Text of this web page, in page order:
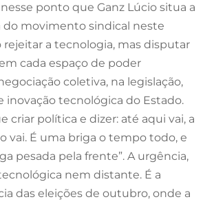
ponto que Ganz Lúcio situa a
do movimento sindical neste
a tecnologia, mas disputar
cada espaço de poder
coletiva, na legislação,
inovação tecnológica do Estado.
criar política e dizer: até aqui vai, a
vai. É uma briga o tempo todo, e
pesada pela frente”. A urgência,
nem distante. É a
das eleições de outubro, onde a